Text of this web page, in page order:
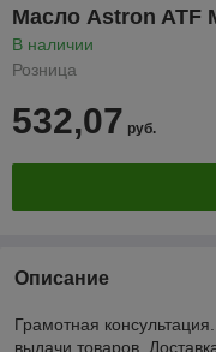
Масло Astron ATF
В наличии
Розница
532,07 руб.
Описание
Грамотная
выдачи товаров.